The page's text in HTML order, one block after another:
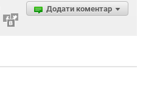
Додати коментар